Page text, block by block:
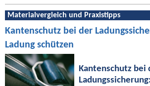
Materialvergleich und Praxistipps
Kantenschutz bei der
Ladung schützen
Kantenschutz bei